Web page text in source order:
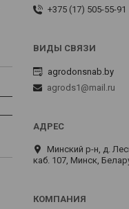
+375 (17) 505-55-91
agrodonsnab.by
agrods1@mail.ru
Минский р-н, д.
каб. 107, Минск,